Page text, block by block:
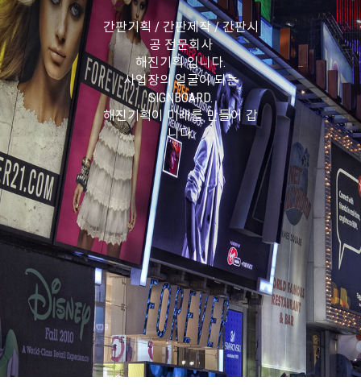
간판기획 / 간판제작 / 간판시
공 전문회사
해진기획 입니다.
사업장의 얼굴이 되는
SIGNBOARD.
해진기획이 미래를 만들어 갑
니다.